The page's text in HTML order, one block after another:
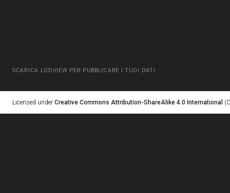
SCARICA LODVIEW PER PUBBLICARE I TUOI DATI
Licensed under Creative Commons Attribution-ShareAlike 4.0 International